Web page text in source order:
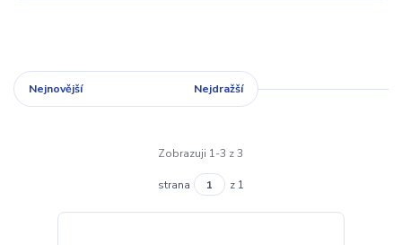
Nejnovější Nejdražší
Zobrazuji 1-3 z 3
strana z 1